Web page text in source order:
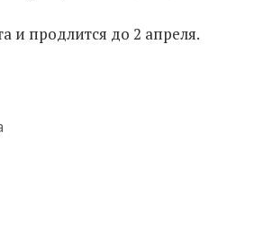
и продлится до 2 апреля.